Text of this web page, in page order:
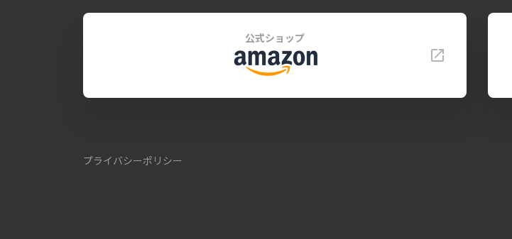
公式ショップ
プライバシーポリシー